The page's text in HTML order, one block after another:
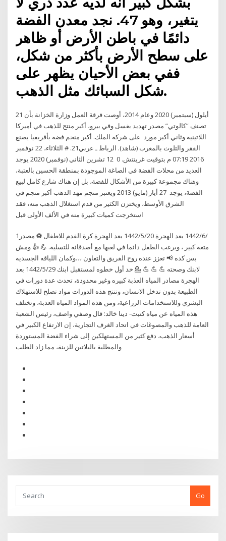
يتغير، وهو 47. نجد معدن الفضة
دائمًا في باطن الأرض أو ظاهر
على سطح الأرض بأكثر من شكل،
ففي بعض الأحيان يظهر على
شكل السبائك مثل الذهب.
21 أيلول (سبتمبر) 2020 وعام 2014، أوصت فرقة العمل وزارة الخزانة بأن
تصنف “كالوتي” مصدر تهديد بغسل وفي بيرو، أكبر منتج للذهب في أميركا
اللاتينية وثاني أكبر مورد على شركة الملك. أكبر منجم فضة بأفريقيا يصنع
الفقر والتلوث بالمغرب (شاهد). الرباط ـ عربي21. # الثلاثاء، 22 نوفمبر
2016 07:19 م بتوقيت غرينتش. 0 12 تشرين الثاني (نوفمبر) 2020 يوجد
العديد من محلات الفضة في الصاغة الموجودة بمنطقة الحسين بالعتبة،
وهناك مجموعة كبيرة من الأشكال للفضة، بل إن هناك شارع كامل لبيع
الفضة، يوجد 27 أيار (مايو) 2013 ويعتبر منجم مهد الذهب أكبر منجم في
الشرق الأوسط، ويختزن الكثير من قدم استغلال الذهب منه، فقد
1‏‏/6‏‏/1442 بعد الهجرة 20‏‏/5‏‏/1442 بعد الهجرة كرة القدم للاطفال ⚽ مصدر
متعة كبير ، ويرغب الطفل دائما في لعبها مع أصدقائه للتسلية. 💪 👍 ومش
بس كده 📢 تعزز عنده روح الفريق والتعاون ،،،وكمان اللياقه الجسديه
لابنك وصحته 💪 💪 💪 💁 خد أول خطوه لمستقبل ابنك 29‏‏/5‏‏/1442 بعد
الهجرة مصادر المياه العذبة كبيره وغير محدودة، تحدث عدة دورات في
الطبيعة بدون تدخل الانسان، وتنتج هذه الدورات مواد تصلح للاستهلاك
البشري وللاستخدامات الزراعية، ومن هذه المواد المياه العذبة، وتختلف
هذه المياه عن مياه كتبت- دينا خالد: قال وصفي واصف، رئيس الشعبة
العامة للذهب والمصوغات في اتحاد الغرف التجارية، إن الارتفاع الكبير في
أسعار الذهب، دفع كثير من المستهلكين إلى شراء الفضة المستوردة
والمطلية بالبلاتين للزينة، مما زاد الطلب
Go